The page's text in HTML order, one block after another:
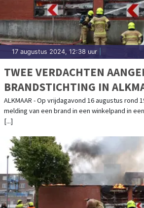
17 augustus 2024, 12:38 uur
TWEE VERDACHTEN
BRANDSTICHTING IN
ALKMAAR - Op vrijdagavond 16 augustus rond
melding van een brand in een winkelpand in
[...]